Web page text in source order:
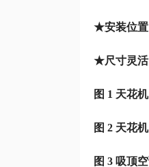
★安装位置
★尺寸灵活
图 1 天花
图 2 天花
图 3 吸顶